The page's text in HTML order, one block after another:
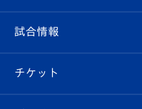
クラブ
試合情報
クラブ概要
エンブレム紹介
観戦ルール
はじめての観戦ガイド
試合情報
試合日程/結果
チケット